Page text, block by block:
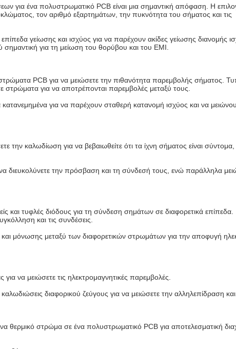
για ένα πολυστρωματικό PCB είναι μια σημαντική απόφαση. Η
τον αριθμό εξαρτημάτων, την πυκνότητα του σήματος και τις
γείωσης και ισχύος για να παρέχουν ακίδες γείωσης διανομής
για τη μείωση του θορύβου και του EMI.
PCB για να μειώσετε την πιθανότητα παρεμβολής σήματος.
στρώματα για να αποτρέπονται παρεμβολές μεταξύ τους.
για να παρέχουν σταθερή κατανομή ισχύος και να
την καλωδίωση για να βεβαιωθείτε ότι τα ίχνη σήματος είναι
διευκολύνετε την πρόσβαση και τη σύνδεσή τους, ενώ παράλληλα
τυφλές διόδους για τη σύνδεση σημάτων σε διαφορετικά επίπεδα.
και τις συνδέσεις.
μόνωσης μεταξύ των διαφορετικών στρωμάτων για την αποφυγή
να μειώσετε τις ηλεκτρομαγνητικές παρεμβολές.
διαφορικού ζεύγους για να μειώσετε την αλληλεπίδραση
θερμικό στρώμα σε ένα πολυστρωματικό PCB για αποτελεσματική